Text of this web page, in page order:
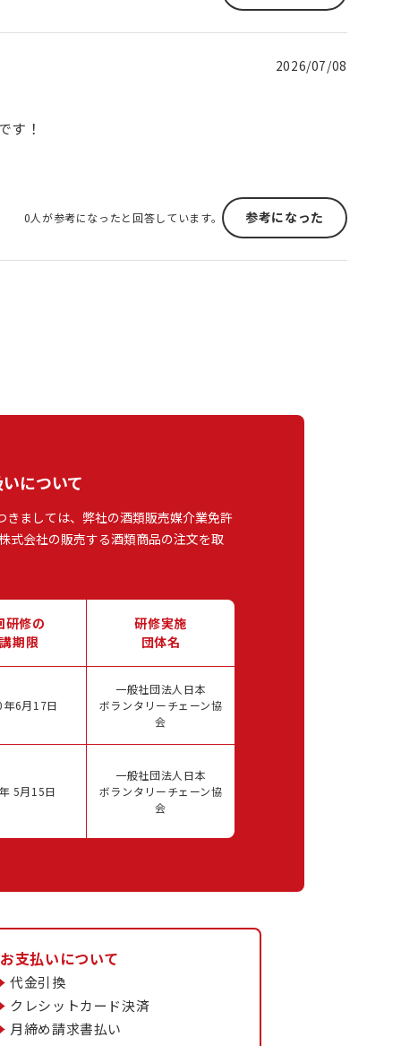
2026/07/08
す！
0人が参考になったと回答しています。 参考になった
について
ましては、弊社の酒類販売媒介業免許
式会社の販売する酒類商品の注文を取
研修の
期限
研修実施
団体名
6月17日
一般社団法人日本
ボランタリーチェーン協
会
5月15日
一般社団法人日本
ボランタリーチェーン協
会
お支払いについて
代金引換
クレシットカード決済
月締め請求書払い